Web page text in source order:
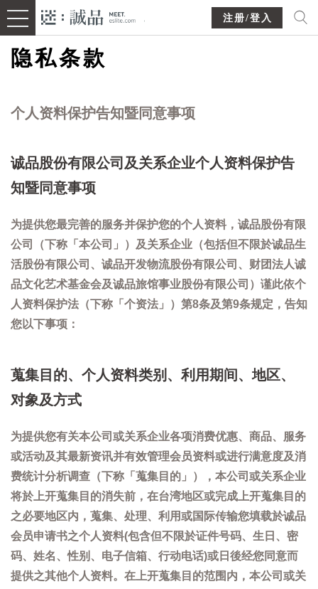
注册/登入
隐私条款
个人资料保护告知暨同意事项
诚品股份有限公司及关系企业个人资料保护告
知暨同意事项
为提供您最完善的服务并保护您的个人资料，诚品股份有限
公司（下称「本公司」）及关系企业（包括但不限於诚品生
活股份有限公司、诚品开发物流股份有限公司、财团法人诚
品文化艺术基金会及诚品旅馆事业股份有限公司）谨此依个
人资料保护法（下称「个资法」）第8条及第9条规定，告知
您以下事项：
蒐集目的、个人资料类别、利用期间、地区、
对象及方式
为提供您有关本公司或关系企业各项消费优惠、商品、服务
或活动及其最新资讯并有效管理会员资料或进行满意度及消
费统计分析调查（下称「蒐集目的」），本公司或关系企业
将於上开蒐集目的消失前，在台湾地区或完成上开蒐集目的
之必要地区内，蒐集、处理、利用或国际传输您填载於诚品
会员申请书之个人资料(包含但不限於证件号码、生日、密
码、姓名、性别、电子信箱、行动电话)或日後经您同意而
提供之其他个人资料。在上开蒐集目的范围内，本公司或关